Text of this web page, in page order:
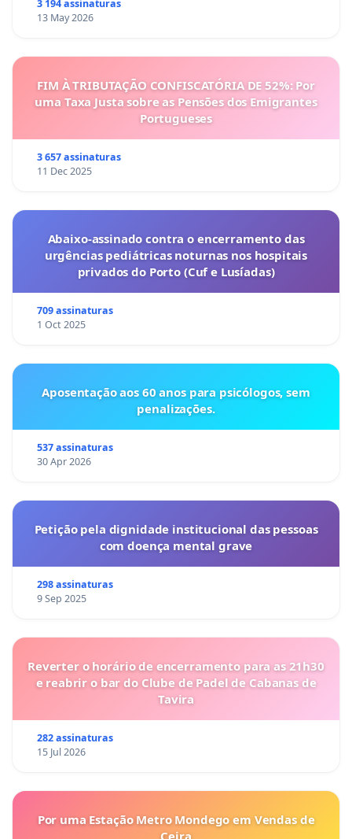
3 194 assinaturas
13 May 2026
FIM À TRIBUTAÇÃO CONFISCATÓRIA DE 52%: Por
uma Taxa Justa sobre as Pensões dos Emigrantes
Portugueses
3 657 assinaturas
11 Dec 2025
Abaixo-assinado contra o encerramento das
urgências pediátricas noturnas nos hospitais
privados do Porto (Cuf e Lusíadas)
709 assinaturas
1 Oct 2025
Aposentação aos 60 anos para psicólogos, sem
penalizações.
537 assinaturas
30 Apr 2026
Petição pela dignidade institucional das pessoas
com doença mental grave
298 assinaturas
9 Sep 2025
Reverter o horário de encerramento para as 21h30
e reabrir o bar do Clube de Padel de Cabanas de
Tavira
282 assinaturas
15 Jul 2026
Por uma Estação Metro Mondego em Vendas de